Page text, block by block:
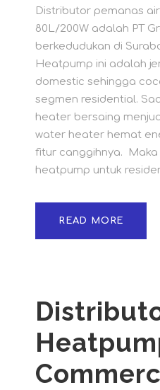
Distributor pemanas
80L/200W adalah PT
berkedudukan di
Heatpump ini adalah
domestic sehingga
segmen residential.
heater bersaing
water heater hemat
fitur canggihnya.
heatpump untuk
READ MORE